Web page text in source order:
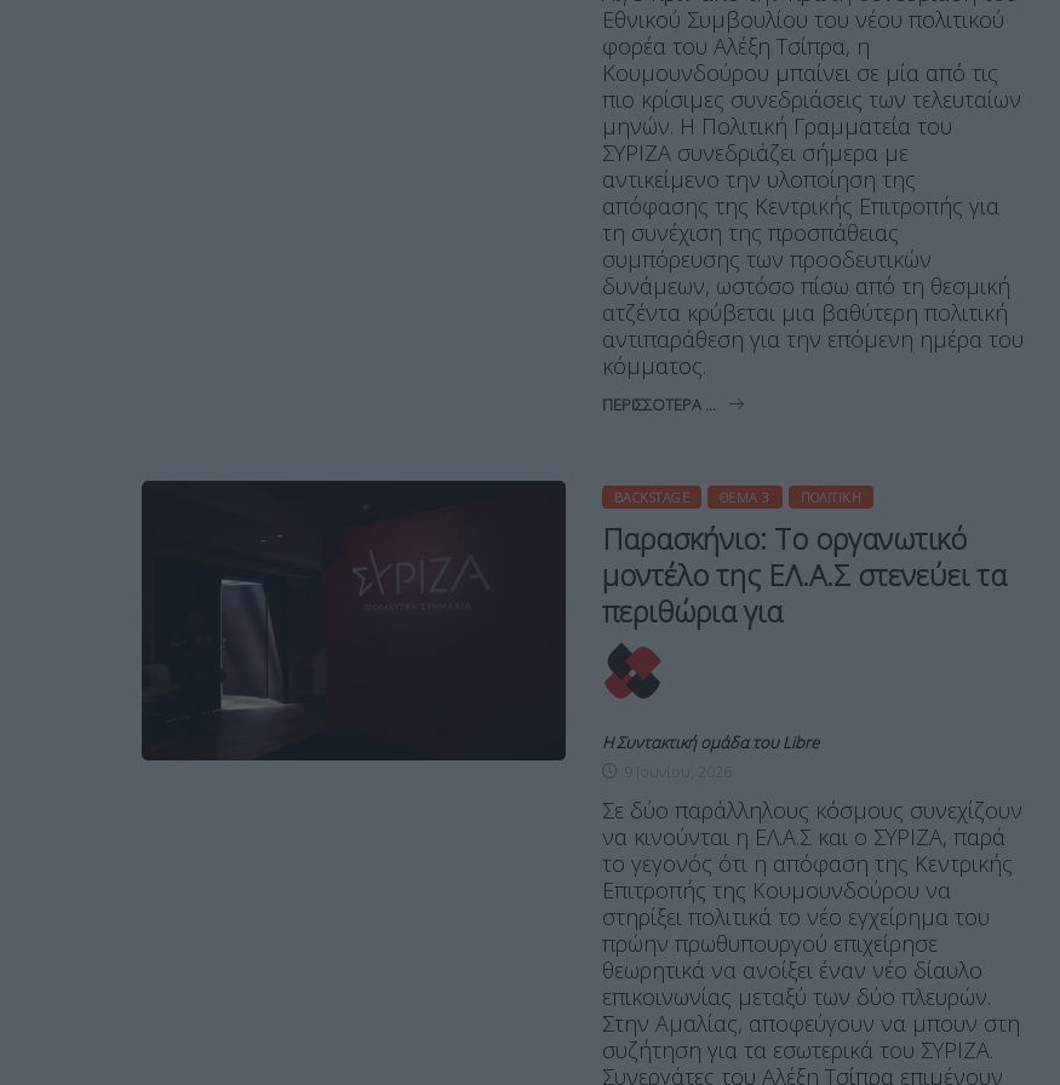
Εθνικού Συμβουλίου του νέου πολιτικού
φορέα του Αλέξη Τσίπρα, η
Κουμουνδούρου μπαίνει σε μία από τις
πιο κρίσιμες συνεδριάσεις των τελευταίων
μηνών. Η Πολιτική Γραμματεία του
ΣΥΡΙΖΑ συνεδριάζει σήμερα με
αντικείμενο την υλοποίηση της
απόφασης της Κεντρικής Επιτροπής για
τη συνέχιση της προσπάθειας
συμπόρευσης των προοδευτικών
δυνάμεων, ωστόσο πίσω από τη θεσμική
ατζέντα κρύβεται μια βαθύτερη πολιτική
αντιπαράθεση για την επόμενη ημέρα του
κόμματος.
ΠΕΡΙΣΣΌΤΕΡΑ ...
BACKSTAGE ΘΈΜΑ 3 ΠΟΛΙΤΙΚΉ
Παρασκήνιο: Το οργανωτικό
μοντέλο της ΕΛ.Α.Σ στενεύει τα
περιθώρια για
Η Συντακτική ομάδα του Libre
Σε δύο παράλληλους κόσμους συνεχίζουν
να κινούνται η ΕΛ.Α.Σ και ο ΣΥΡΙΖΑ, παρά
το γεγονός ότι η απόφαση της Κεντρικής
Επιτροπής της Κουμουνδούρου να
στηρίξει πολιτικά το νέο εγχείρημα του
πρώην πρωθυπουργού επιχείρησε
θεωρητικά να ανοίξει έναν νέο δίαυλο
επικοινωνίας μεταξύ των δύο πλευρών.
Στην Αμαλίας, αποφεύγουν να μπουν στη
συζήτηση για τα εσωτερικά του ΣΥΡΙΖΑ.
Συνεργάτες του Αλέξη Τσίπρα επιμένουν